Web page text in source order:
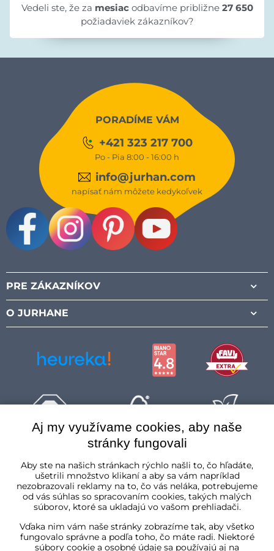
Vedeli ste, že za mesiac odbavíme približne27 650
požiadaviek zákazníkov?
PORADÍME VÁM
+421 323 217 700
Po - Pia 8:00 - 16:00 h
info@jurhan.com
napísať nám môžete kedykoľvek
PRE ZÁKAZNÍKOV
O JURHANE
Aj my využívame cookies, aby naše
stránky fungovali
Aby ste na našich stránkach rýchlo našli to, čo hľadáte,
ušetrili množstvo klikaní a aby sa vám napríklad
nezobrazovali reklamy na to, čo vás neláka, potrebujeme
od vás súhlas so spracovaním cookies, takých malých
súborov, ktoré sa ukladajú vo vašom prehliadači.
Vďaka nim vám naše stránky zobrazíme tak, aby všetko
fungovalo správne a podľa toho, čo máte radi. Niektoré
súbory cookie a osobné údaje sa používajú aj na